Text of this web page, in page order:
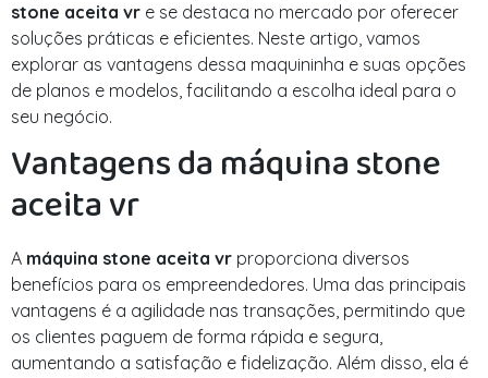
stone aceita vr e se destaca no mercado por oferecer
soluções práticas e eficientes. Neste artigo, vamos
explorar as vantagens dessa maquininha e suas opções
de planos e modelos, facilitando a escolha ideal para o
seu negócio.
Vantagens da máquina stone
aceita vr
A máquina stone aceita vr proporciona diversos
benefícios para os empreendedores. Uma das principais
vantagens é a agilidade nas transações, permitindo que
os clientes paguem de forma rápida e segura,
aumentando a satisfação e fidelização. Além disso, ela é